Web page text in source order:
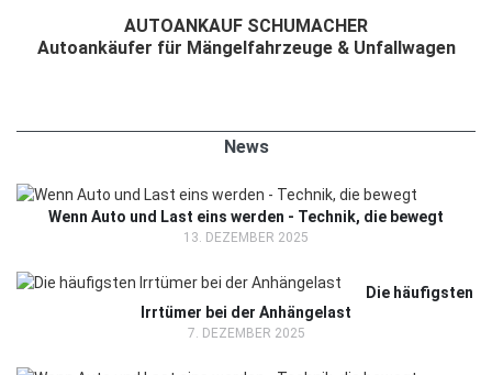
AUTOANKAUF SCHUMACHER
Autoankäufer für Mängelfahrzeuge & Unfallwagen
News
Wenn Auto und Last eins werden - Technik, die bewegt
13. DEZEMBER 2025
Die häufigsten
Irrtümer bei der Anhängelast
7. DEZEMBER 2025